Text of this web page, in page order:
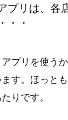
プリは、各
・・
プリを使う
す。ほっと
りです。